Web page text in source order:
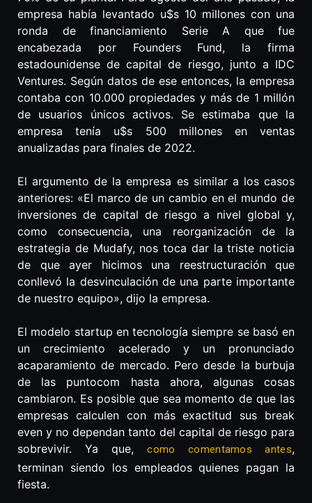
empresa había levantado u$s 10 millones con una
ronda de financiamiento Serie A que fue
encabezada por Founders Fund, la firma
estadounidense de capital de riesgo, junto a IDC
Ventures. Según datos de ese entonces, la empresa
contaba con 10.000 propiedades y más de 1 millón
de usuarios únicos activos. Se estimaba que la
empresa tenía u$s 500 millones en ventas
anualizadas para finales de 2022.
El argumento de la empresa es similar a los casos
anteriores: «El marco de un cambio en el mundo de
inversiones de capital de riesgo a nivel global y,
como consecuencia, una reorganización de la
estrategia de Mudafy, nos toca dar la triste noticia
de que ayer hicimos una reestructuración que
conllevó la desvinculación de una parte importante
de nuestro equipo», dijo la empresa.
El modelo startup en tecnología siempre se basó en
un crecimiento acelerado y un pronunciado
acaparamiento de mercado. Pero desde la burbuja
de las puntocom hasta ahora, algunas cosas
cambiaron. Es posible que sea momento de que las
empresas calculen con más exactitud sus break
even y no dependan tanto del capital de riesgo para
sobrevivir. Ya que,como comentamos antes,
terminan siendo los empleados quienes pagan la
fiesta.